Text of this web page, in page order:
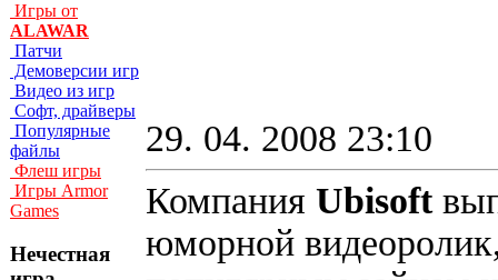
Игры от
ALAWAR
Патчи
Демоверсии игр
Видео из игр
Софт, драйверы
Популярные
файлы
Флеш игры
Игры Armor
Games
Нечестная
29. 04. 2008 23:10
Компания Ubisoft
юморной